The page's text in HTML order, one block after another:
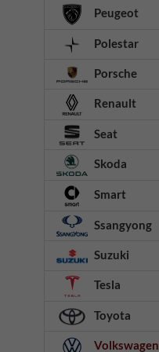
Peugeot
Polestar
Porsche
Renault
Seat
Skoda
Smart
Ssangyong
Suzuki
Tesla
Toyota
Volkswagen